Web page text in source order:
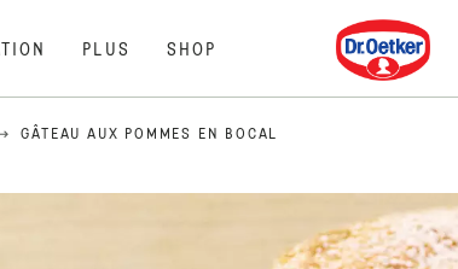
PLUS SHOP
Dr. Oetker
GÂTEAU AUX POMMES EN BOCAL